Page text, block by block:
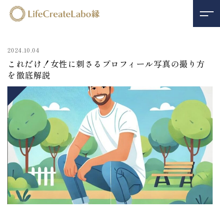
2024.10.04
これだけ！女性に刺さるプロフィール写真の撮り方
を徹底解説